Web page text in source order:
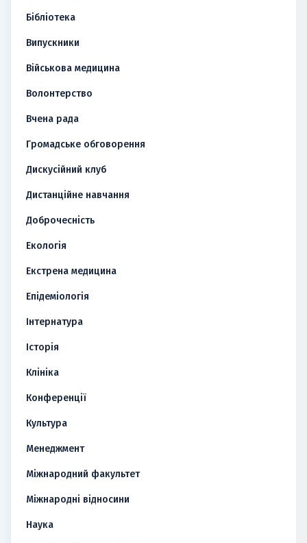
Бібліотека
Випускники
Військова медицина
Волонтерство
Вчена рада
Громадське обговорення
Дискусійний клуб
Дистанційне навчання
Доброчесність
Екологія
Екстрена медицина
Епідеміологія
Інтернатура
Історія
Клініка
Конференції
Культура
Менеджмент
Міжнародний факультет
Міжнародні відносини
Наука